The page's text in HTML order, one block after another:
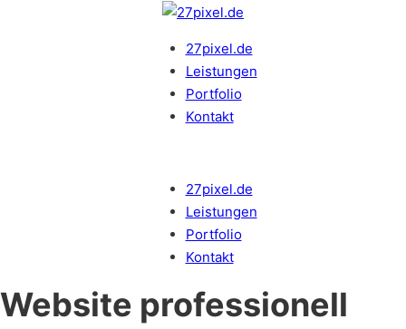
27pixel.de
Leistungen
Portfolio
Kontakt
27pixel.de
Leistungen
Portfolio
Kontakt
Website professionell